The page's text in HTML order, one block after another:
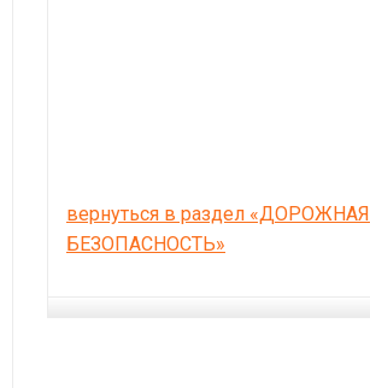
вернуться в раздел «ДОРОЖНАЯ
БЕЗОПАСНОСТЬ»